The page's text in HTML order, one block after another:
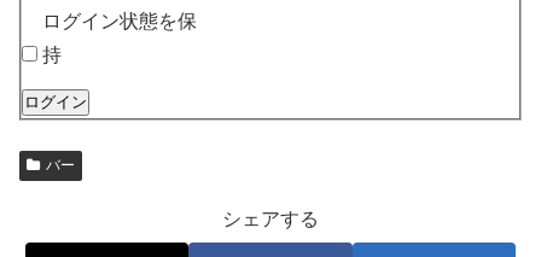
ログイン状態を保
持
ログイン
バー
シェアする